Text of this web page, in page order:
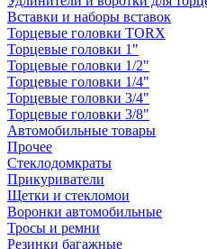
Вставки и наборы вставок
Торцевые головки TORX
Торцевые головки 1"
Торцевые головки 1/2"
Торцевые головки 1/4"
Торцевые головки 3/4"
Торцевые головки 3/8"
Автомобильные товары
Прочее
Стеклодомкраты
Прикуриватели
Щетки и стекломои
Воронки автомобильные
Тросы и ремни
Резинки багажные